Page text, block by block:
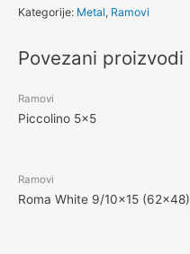
Kategorije: Metal, Ramovi
Povezani proizvodi
Ramovi
Piccolino 5×5
Ramovi
Roma White 9/10×15 (62×48)